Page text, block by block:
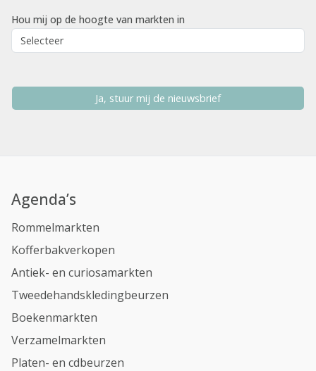
Hou mij op de hoogte van markten in
Ja, stuur mij de nieuwsbrief
Agenda’s
Rommelmarkten
Kofferbakverkopen
Antiek- en curiosamarkten
Tweedehandskledingbeurzen
Boekenmarkten
Verzamelmarkten
Platen- en cdbeurzen